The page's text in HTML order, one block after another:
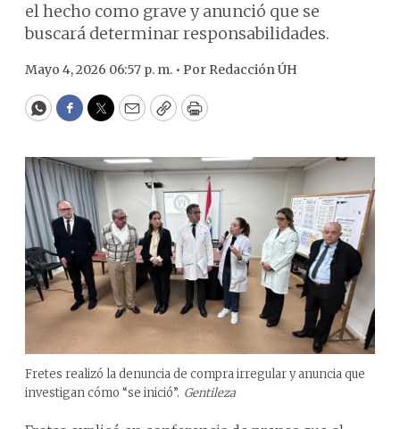
el hecho como grave y anunció que se
buscará determinar responsabilidades.
Mayo 4, 2026 06:57 p. m. • Por Redacción ÚH
WhatsApp
Facebook
Twitter
EmailCopyPrint
Fretes realizó la denuncia de compra irregular y anuncia que
investigan cómo “se inició”. Gentileza